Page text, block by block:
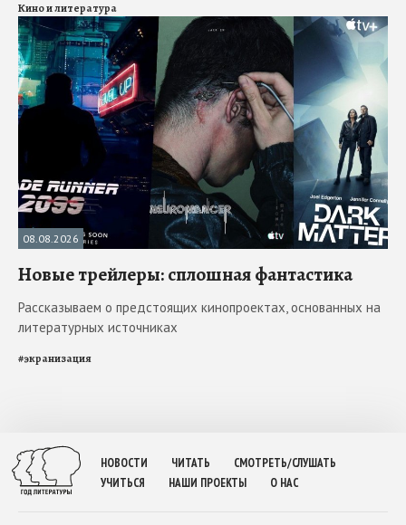
Кино и литература
08.08.2026
Новые трейлеры: сплошная фантастика
Рассказываем о предстоящих кинопроектах, основанных на
литературных источниках
#экранизация
НОВОСТИ ЧИТАТЬ
СМОТРЕТЬ/СЛУШАТЬ
УЧИТЬСЯ
НАШИ ПРОЕКТЫ О НАС